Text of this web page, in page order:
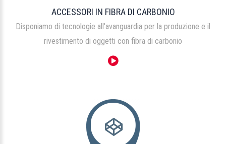
ACCESSORI IN FIBRA DI CARBONIO
Disponiamo di tecnologie all'avanguardia per la produzione e il
rivestimento di oggetti con fibra di carbonio